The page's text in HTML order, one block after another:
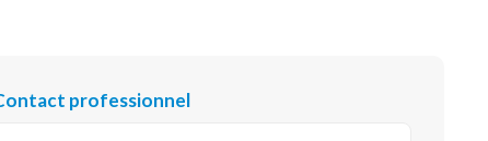
professionnel